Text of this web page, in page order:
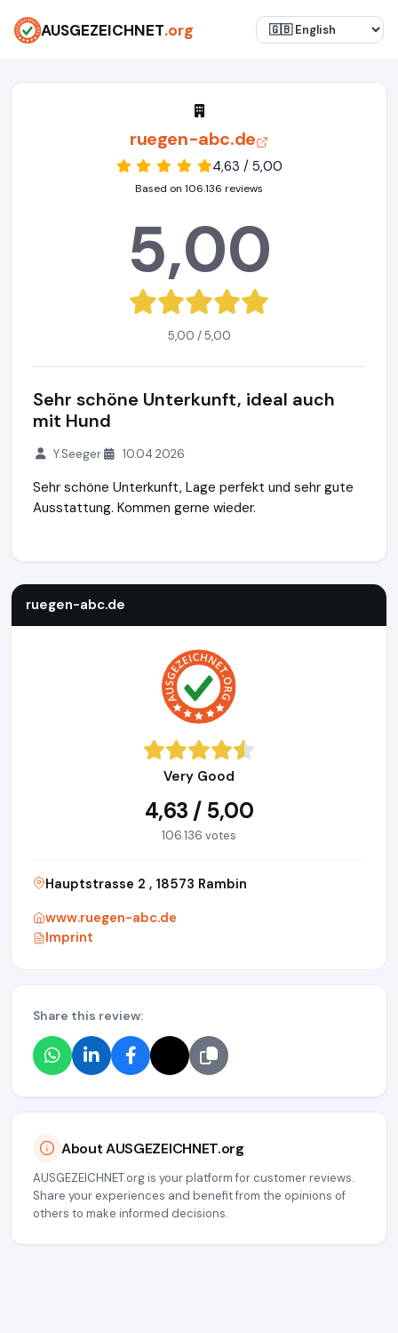
AUSGEZEICHNET.org
ruegen-abc.de
4,63 / 5,00
Based on 106.136 reviews
5,00
5,00 / 5,00
Sehr schöne Unterkunft, ideal auch
mit Hund
Y.Seeger 10.04.2026
Sehr schöne Unterkunft, Lage perfekt und sehr gute
Ausstattung. Kommen gerne wieder.
ruegen-abc.de
Very Good
4,63 / 5,00
106.136 votes
Hauptstrasse 2 , 18573 Rambin
www.ruegen-abc.de
Imprint
Share this review:
About AUSGEZEICHNET.org
AUSGEZEICHNET.org is your platform for customer reviews.
Share your experiences and benefit from the opinions of
others to make informed decisions.